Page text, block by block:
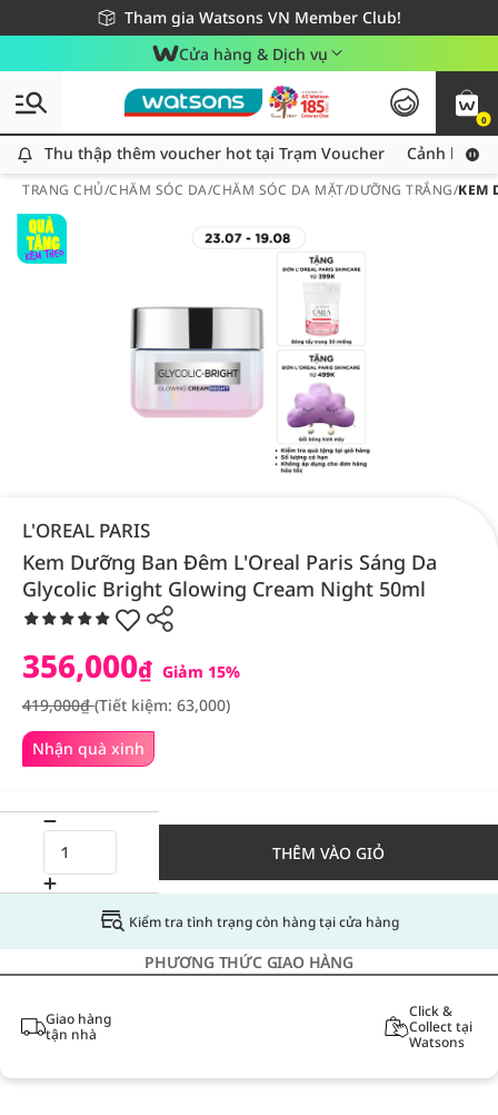
Tham gia Watsons VN Member Club!
Miễn phí giao hàng cho đơn hàng từ 249,000Đ
Giao hàng nhanh 24h - Áp dụng khu vực TP. Hồ Chí Minh
Cửa hàng & Dịch vụ
0
Thu thập thêm voucher hot tại Trạm Voucher
Thu thập thêm voucher hot tại Trạm Voucher Cảnh báo
TRANG CHỦ/CHĂM SÓC DA/CHĂM SÓC DA MẶT/DƯỠNG TRẮNG/KEM
L'OREAL PARIS
Kem Dưỡng Ban Đêm L'Oreal Paris Sáng Da
Glycolic Bright Glowing Cream Night 50ml
Nhận quà xinh
356,000₫ Giảm 15%
419,000₫(Tiết kiệm: 63,000)
THÊM VÀO GIỎ
Kiểm tra tình trạng còn hàng tại cửa hàng
PHƯƠNG THỨC GIAO HÀNG
Giao hàng
tận nhà
Click &
Collect tại
Watsons